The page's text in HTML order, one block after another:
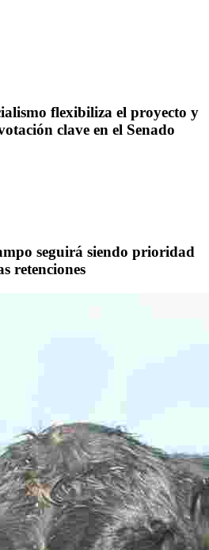
flexibiliza el proyecto y
clave en el Senado
seguirá siendo prioridad
retenciones